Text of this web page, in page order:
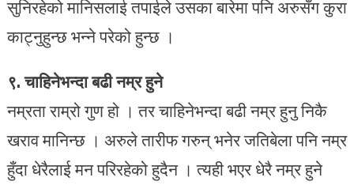
सुनिरहेको मानिसलाई तपाईले उसका बारेमा पनि अरुसँग कुरा
काट्नुहुन्छ भन्ने परेको हुन्छ ।
९. चाहिनेभन्दा बढी नम्र हुने
नम्रता राम्रो गुण हो । तर चाहिनेभन्दा बढी नम्र हुनु निकै
खराव मानिन्छ । अरुले तारीफ गरुन् भनेर जतिबेला पनि नम्र
हुँदा धेरैलाई मन परिरहेको हुदैन । त्यही भएर धेरै नम्र हुने